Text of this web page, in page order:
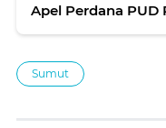
Apel Perdana
Sumut